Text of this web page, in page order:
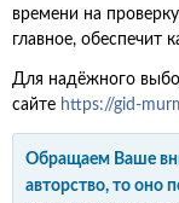
времени на
главное, обеспечит
Для надёжного
сайте https://gid-
Обращаем Ваше
авторство, то оно